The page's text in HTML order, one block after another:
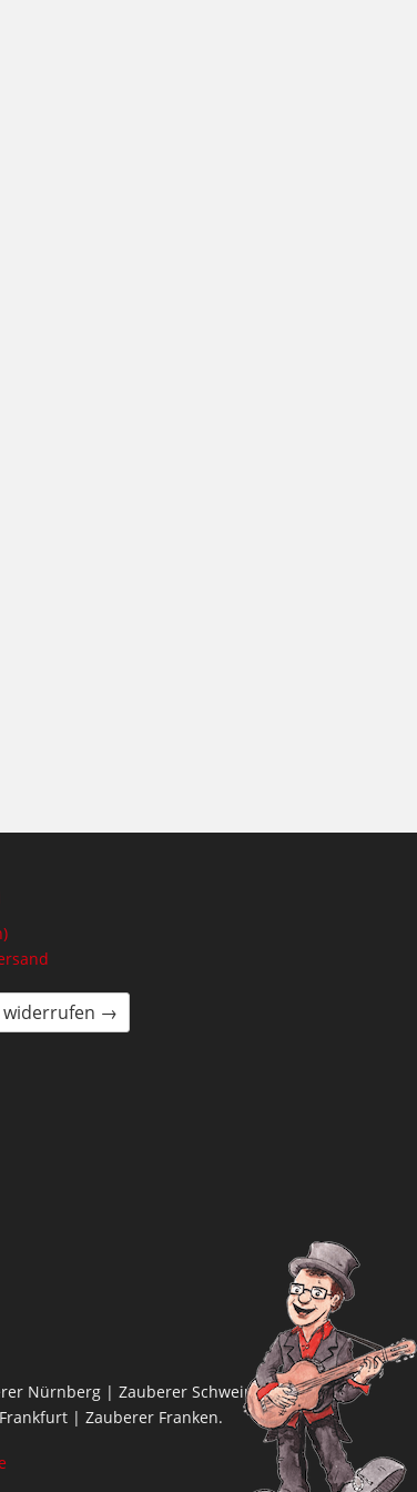
widerrufen →
Nürnberg | Zauberer Schweinfurt |
| Zauberer Franken.